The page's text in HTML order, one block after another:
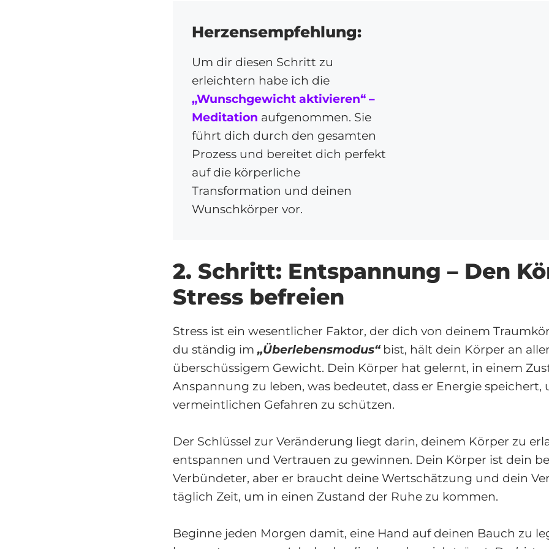
Herzensempfehlung:
Um dir diesen Schritt zu
erleichtern habe ich die
„Wunschgewicht aktivieren“ –
Meditation aufgenommen. Sie
führt dich durch den gesamten
Prozess und bereitet dich perfekt
auf die körperliche
Transformation und deinen
Wunschkörper vor.
2. Schritt: Entspannung – Den
Stress befreien
Stress ist ein wesentlicher Faktor, der dich von deinem
du ständig im „Überlebensmodus“bist, hält dein Körper an
überschüssigem Gewicht. Dein Körper hat gelernt, in einem
Anspannung zu leben, was bedeutet, dass er Energie speichert,
vermeintlichen Gefahren zu schützen.
Der Schlüssel zur Veränderung liegt darin, deinem Körper zu
entspannen und Vertrauen zu gewinnen. Dein Körper ist dein
Verbündeter, aber er braucht deine Wertschätzung und dein
täglich Zeit, um in einen Zustand der Ruhe zu kommen.
Beginne jeden Morgen damit, eine Hand auf deinen Bauch zu